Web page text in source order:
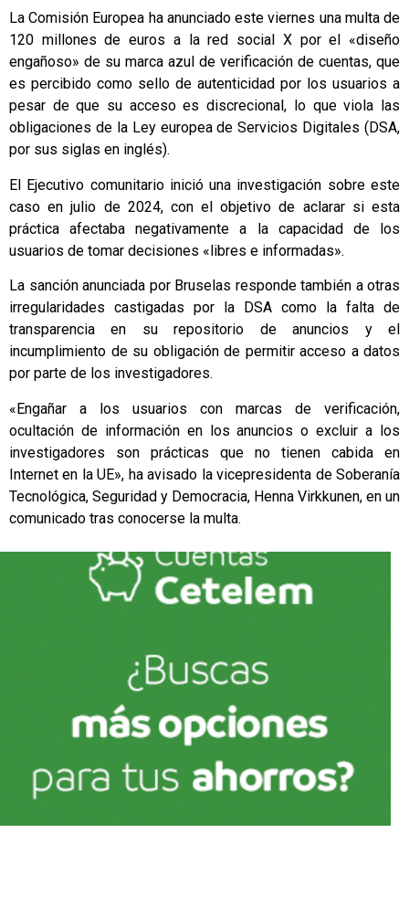
La Comisión Europea ha anunciado este viernes una multa de
120 millones de euros a la red social X por el «diseño
engañoso» de su marca azul de verificación de cuentas, que
es percibido como sello de autenticidad por los usuarios a
pesar de que su acceso es discrecional, lo que viola las
obligaciones de la Ley europea de Servicios Digitales (DSA,
por sus siglas en inglés).
El Ejecutivo comunitario inició una investigación sobre este
caso en julio de 2024, con el objetivo de aclarar si esta
práctica afectaba negativamente a la capacidad de los
usuarios de tomar decisiones «libres e informadas».
La sanción anunciada por Bruselas responde también a otras
irregularidades castigadas por la DSA como la falta de
transparencia en su repositorio de anuncios y el
incumplimiento de su obligación de permitir acceso a datos
por parte de los investigadores.
«Engañar a los usuarios con marcas de verificación,
ocultación de información en los anuncios o excluir a los
investigadores son prácticas que no tienen cabida en
Internet en la UE», ha avisado la vicepresidenta de Soberanía
Tecnológica, Seguridad y Democracia, Henna Virkkunen, en un
comunicado tras conocerse la multa.